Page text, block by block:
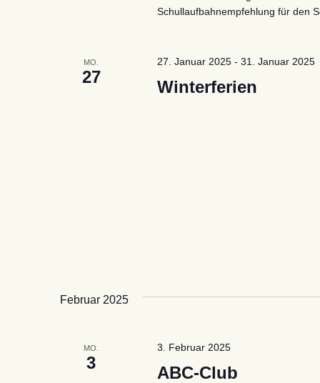
Schullaufbahnempfehlung für den
MO.
27
Winterferien
27. Januar 2025- 31. Januar 2025
Februar 2025
MO.
3
ABC-Club
3. Februar 2025